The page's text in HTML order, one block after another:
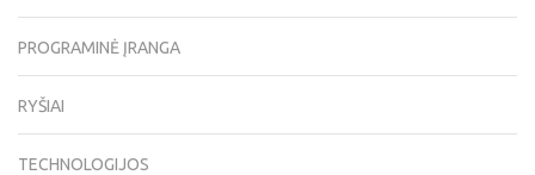
PROGRAMINĖ ĮRANGA
RYŠIAI
TECHNOLOGIJOS